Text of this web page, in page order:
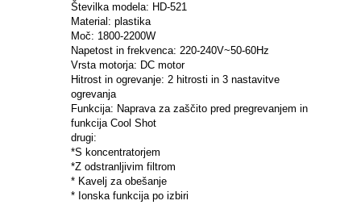
Številka modela: HD-521
Material: plastika
Moč: 1800-2200W
Napetost in frekvenca: 220-240V~50-60Hz
Vrsta motorja: DC motor
Hitrost in ogrevanje: 2 hitrosti in 3 nastavitve
ogrevanja
Funkcija: Naprava za zaščito pred pregrevanjem in
funkcija Cool Shot
drugi:
*S koncentratorjem
*Z odstranljivim filtrom
* Kavelj za obešanje
* Ionska funkcija po izbiri